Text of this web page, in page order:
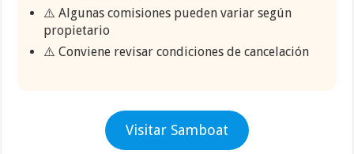
⚠️ Algunas comisiones pueden variar según
propietario
⚠️ Conviene revisar condiciones de cancelación
Visitar Samboat